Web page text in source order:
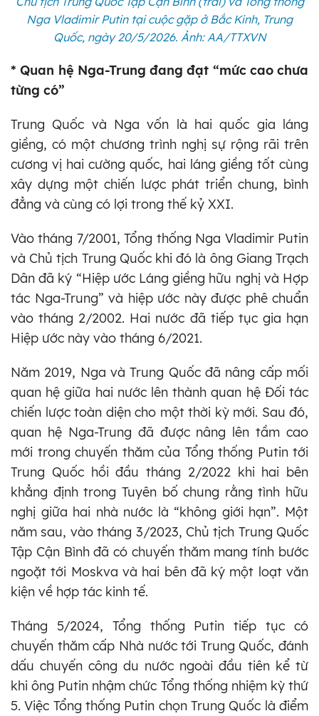
Nga Vladimir Putin tại cuộc gặp ở Bắc Kinh, Trung
Quốc, ngày 20/5/2026. Ảnh: AA/TTXVN
* Quan hệ Nga-Trung đang đạt “mức cao chưa
từng có”
Trung Quốc và Nga vốn là hai quốc gia láng
giềng, có một chương trình nghị sự rộng rãi trên
cương vị hai cường quốc, hai láng giềng tốt cùng
xây dựng một chiến lược phát triển chung, bình
đẳng và cùng có lợi trong thế kỷ XXI.
Vào tháng 7/2001, Tổng thống Nga Vladimir Putin
và Chủ tịch Trung Quốc khi đó là ông Giang Trạch
Dân đã ký “Hiệp ước Láng giềng hữu nghị và Hợp
tác Nga-Trung” và hiệp ước này được phê chuẩn
vào tháng 2/2002. Hai nước đã tiếp tục gia hạn
Hiệp ước này vào tháng 6/2021.
Năm 2019, Nga và Trung Quốc đã nâng cấp mối
quan hệ giữa hai nước lên thành quan hệ Đối tác
chiến lược toàn diện cho một thời kỳ mới. Sau đó,
quan hệ Nga-Trung đã được nâng lên tầm cao
mới trong chuyến thăm của Tổng thống Putin tới
Trung Quốc hồi đầu tháng 2/2022 khi hai bên
khẳng định trong Tuyên bố chung rằng tình hữu
nghị giữa hai nhà nước là “không giới hạn”. Một
năm sau, vào tháng 3/2023, Chủ tịch Trung Quốc
Tập Cận Bình đã có chuyến thăm mang tính bước
ngoặt tới Moskva và hai bên đã ký một loạt văn
kiện về hợp tác kinh tế.
Tháng 5/2024, Tổng thống Putin tiếp tục có
chuyến thăm cấp Nhà nước tới Trung Quốc, đánh
dấu chuyến công du nước ngoài đầu tiên kể từ
khi ông Putin nhậm chức Tổng thống nhiệm kỳ thứ
5. Việc Tổng thống Putin chọn Trung Quốc là điểm